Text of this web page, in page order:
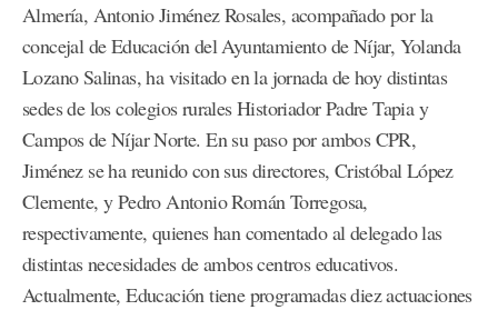
Almería, Antonio Jiménez Rosales, acompañado por la
concejal de Educación del Ayuntamiento de Níjar, Yolanda
Lozano Salinas, ha visitado en la jornada de hoy distintas
sedes de los colegios rurales Historiador Padre Tapia y
Campos de Níjar Norte. En su paso por ambos CPR,
Jiménez se ha reunido con sus directores, Cristóbal López
Clemente, y Pedro Antonio Román Torregosa,
respectivamente, quienes han comentado al delegado las
distintas necesidades de ambos centros educativos.
Actualmente, Educación tiene programadas diez actuaciones